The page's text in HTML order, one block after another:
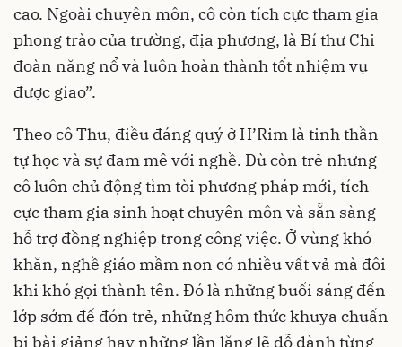
cao. Ngoài chuyên môn, cô còn tích cực tham gia
phong trào của trường, địa phương, là Bí thư Chi
đoàn năng nổ và luôn hoàn thành tốt nhiệm vụ
được giao”.
Theo cô Thu, điều đáng quý ở H’Rim là tinh thần
tự học và sự đam mê với nghề. Dù còn trẻ nhưng
cô luôn chủ động tìm tòi phương pháp mới, tích
cực tham gia sinh hoạt chuyên môn và sẵn sàng
hỗ trợ đồng nghiệp trong công việc. Ở vùng khó
khăn, nghề giáo mầm non có nhiều vất vả mà đôi
khi khó gọi thành tên. Đó là những buổi sáng đến
lớp sớm để đón trẻ, những hôm thức khuya chuẩn
bị bài giảng hay những lần lặng lẽ dỗ dành từng